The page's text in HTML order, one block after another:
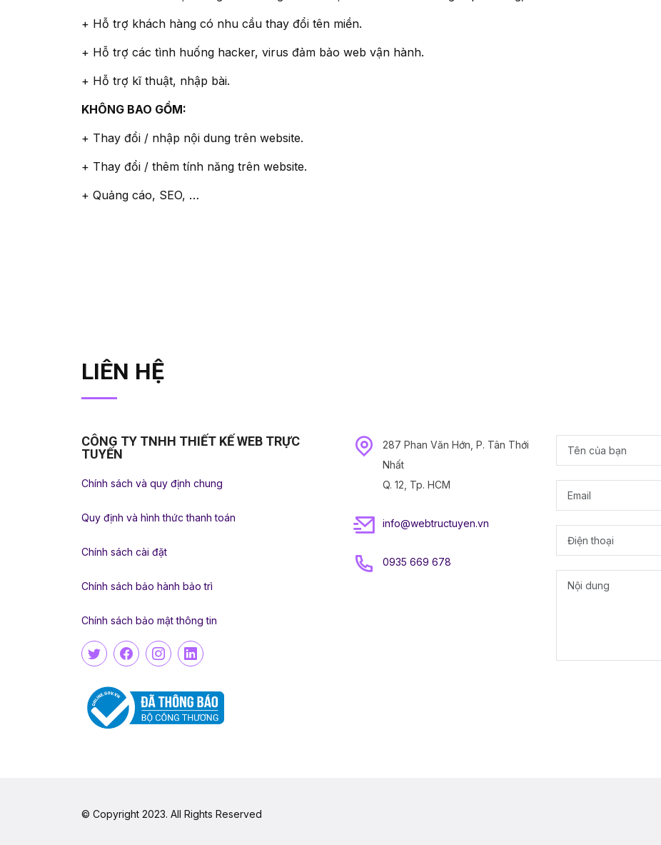
+ Hỗ trợ khách hàng có nhu cầu thay đổi tên miền.
+ Hỗ trợ các tình huống hacker, virus đảm bảo web vận hành.
+ Hỗ trợ kĩ thuật, nhập bài.
KHÔNG BAO GỒM:
+ Thay đổi / nhập nội dung trên website.
+ Thay đổi / thêm tính năng trên website.
+ Quảng cáo, SEO, …
LIÊN HỆ
CÔNG TY TNHH THIẾT KẾ WEB TRỰC
TUYẾN
Chính sách và quy định chung
Quy định và hình thức thanh toán
Chính sách cài đặt
Chính sách bảo hành bảo trì
Chính sách bảo mật thông tin
287 Phan Văn Hớn, P. Tân Thới
Nhất
Q. 12, Tp. HCM
info@webtructuyen.vn
0935 669 678
© Copyright 2023. All Rights Reserved